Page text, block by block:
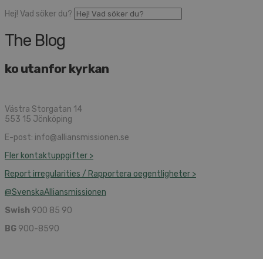
Hej! Vad söker du?
The Blog
ko utanfor kyrkan
Västra Storgatan 14
553 15 Jönköping
E-post: info@alliansmissionen.se
Fler kontaktuppgifter >
Report irregularities / Rapportera oegentligheter >
@SvenskaAlliansmissionen
Swish 900 85 90
BG 900-8590